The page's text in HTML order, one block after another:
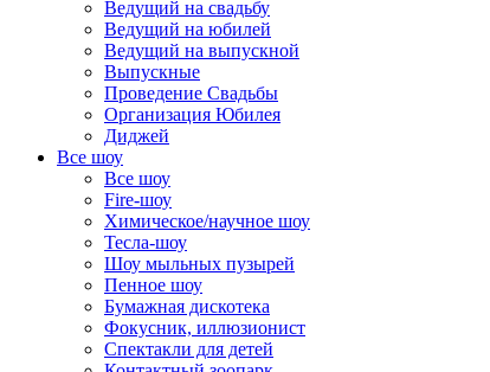
Ведущий на свадьбу
Ведущий на юбилей
Ведущий на выпускной
Выпускные
Проведение Свадьбы
Организация Юбилея
Диджей
Все шоу
Все шоу
Fire-шоу
Химическое/научное шоу
Тесла-шоу
Шоу мыльных пузырей
Пенное шоу
Бумажная дискотека
Фокусник, иллюзионист
Спектакли для детей